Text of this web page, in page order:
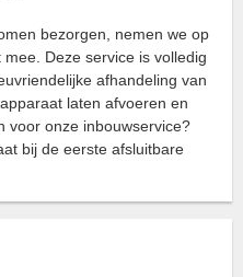
bezorgen, nemen we op
Deze service is volledig
afhandeling van
laten afvoeren en
voor onze inbouwservice?
bij de eerste afsluitbare